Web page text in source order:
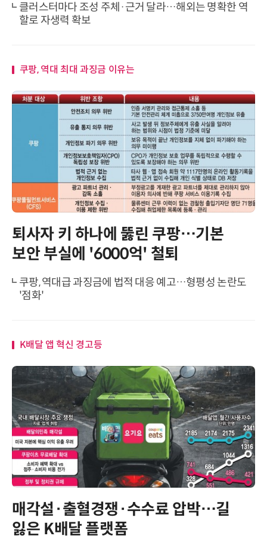
클러스터마다 조성 주체·근거 달라…해외는 명확한 역
할로 자생력 확보
쿠팡, 역대 최대 과징금 이유는
퇴사자 키 하나에 뚫린 쿠팡…기본
보안 부실에 '6000억' 철퇴
쿠팡, 역대급 과징금에 법적 대응 예고…형평성 논란도
'점화'
K배달 앱 혁신 경고등
매각설·출혈경쟁·수수료 압박…길
잃은 K배달 플랫폼